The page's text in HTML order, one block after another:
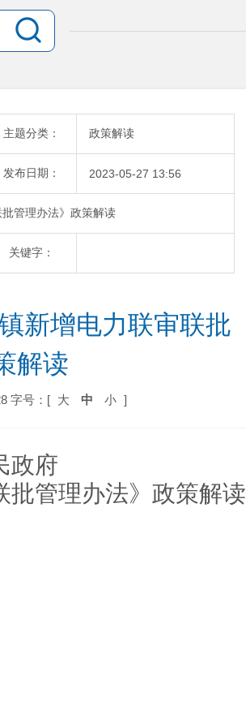
主题分类： 政策解读
发布日期： 2023-05-27 13:56
管理办法》政策解读
关键字：
新增电力联审联批
解读
字号：[ 大 中 小 ]
政府
批管理办法》政策解读